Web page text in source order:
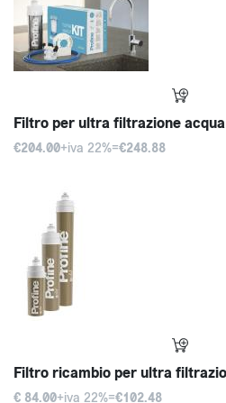
Filtro per ultra filtrazione
€204.00+iva 22%=€248.88
Filtro ricambio per ultra
€ 84.00+iva 22%=€102.48